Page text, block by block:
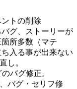
トの削除
グ、ストーリーが
所多数（マテ
入る事が出来ない
し。
バグ修正。
バグ・セリフ修